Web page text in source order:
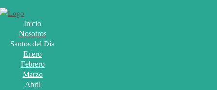
Inicio
Nosotros
Santos del Día
Enero
Febrero
Marzo
Abril